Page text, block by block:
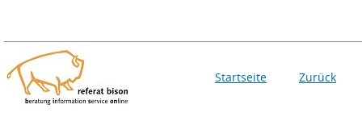
Startseite Zurück